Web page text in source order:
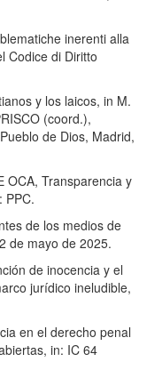
inerenti alla
Codice di Diritto
y los laicos, in M.
(coord.),
de Dios, Madrid,
OCA, Transparencia y
PPC.
de los medios de
de mayo de 2025.
de inocencia y el
jurídico ineludible,
en el derecho penal
in: IC 64